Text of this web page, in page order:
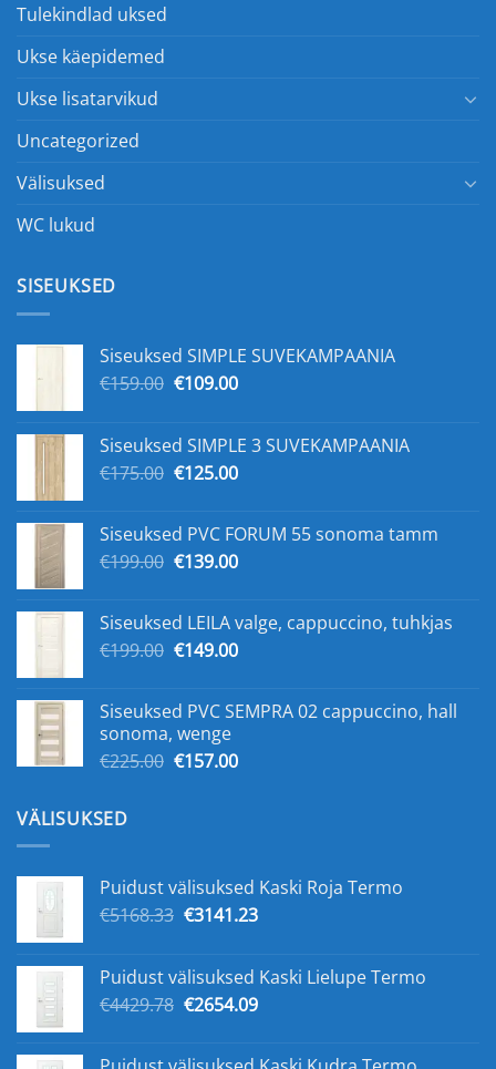
Tulekindlad uksed
Ukse käepidemed
Ukse lisatarvikud
Uncategorized
Välisuksed
WC lukud
SISEUKSED
Siseuksed SIMPLE SUVEKAMPAANIA
€159.00 Algne
€159.00.
€109.00Praegune
€109.00.
Siseuksed SIMPLE 3 SUVEKAMPAANIA
€175.00 Algne
€175.00.
€125.00Praegune
€125.00.
Siseuksed PVC FORUM 55 sonoma tamm
€199.00 Algne
€199.00.
€139.00Praegune
€139.00.
Siseuksed LEILA valge, cappuccino, tuhkjas
€199.00 Algne
€199.00.
€149.00Praegune
€149.00.
Siseuksed PVC SEMPRA 02 cappuccino, hall
sonoma, wenge
€225.00 Algne
€157.00Praegune
VÄLISUKSED
Puidust välisuksed Kaski Roja Termo
€5168.33 Algne
€5168.33.
€3141.23Praegune
€3141.23.
Puidust välisuksed Kaski Lielupe Termo
€4429.78 Algne
€2654.09Praegune